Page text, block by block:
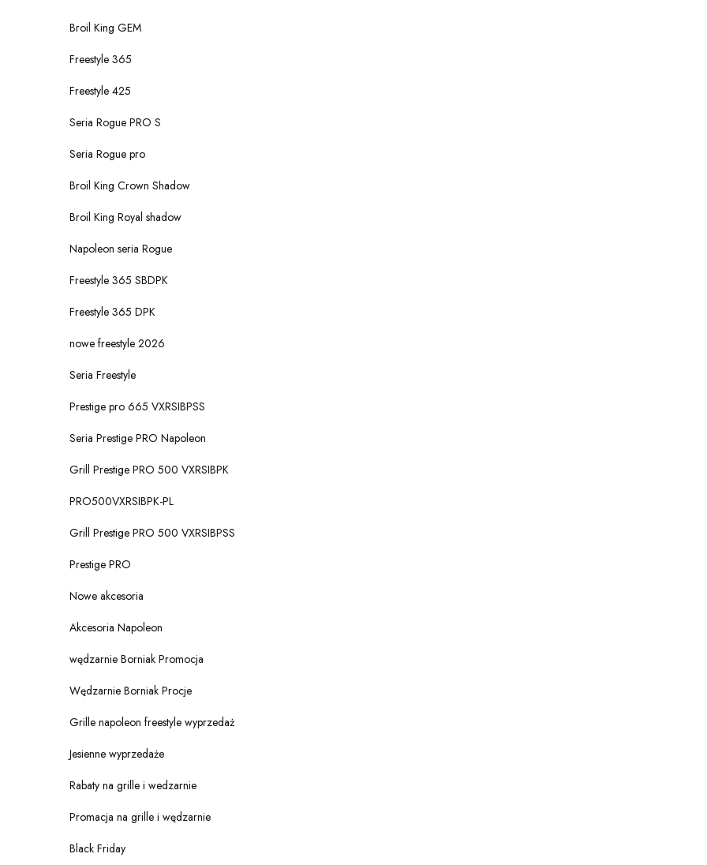
Broil King GEM
Freestyle 365
Freestyle 425
Seria Rogue PRO S
Seria Rogue pro
Broil King Crown Shadow
Broil King Royal shadow
Napoleon seria Rogue
Freestyle 365 SBDPK
Freestyle 365 DPK
nowe freestyle 2026
Seria Freestyle
Prestige pro 665 VXRSIBPSS
Seria Prestige PRO Napoleon
Grill Prestige PRO 500 VXRSIBPK
PRO500VXRSIBPK-PL
Grill Prestige PRO 500 VXRSIBPSS
Prestige PRO
Nowe akcesoria
Akcesoria Napoleon
wędzarnie Borniak Promocja
Wędzarnie Borniak Procje
Grille napoleon freestyle wyprzedaż
Jesienne wyprzedaże
Rabaty na grille i wedzarnie
Promacja na grille i wędzarnie
Black Friday